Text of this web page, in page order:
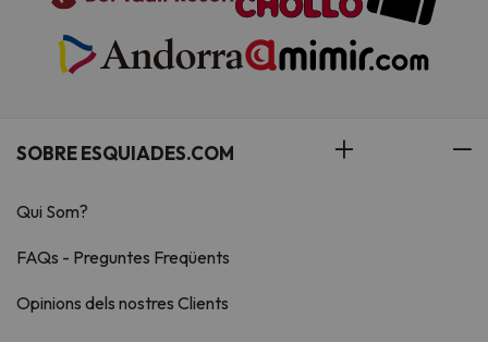
SOBRE ESQUIADES.COM
Qui Som?
FAQs - Preguntes Freqüents
Opinions dels nostres Clients